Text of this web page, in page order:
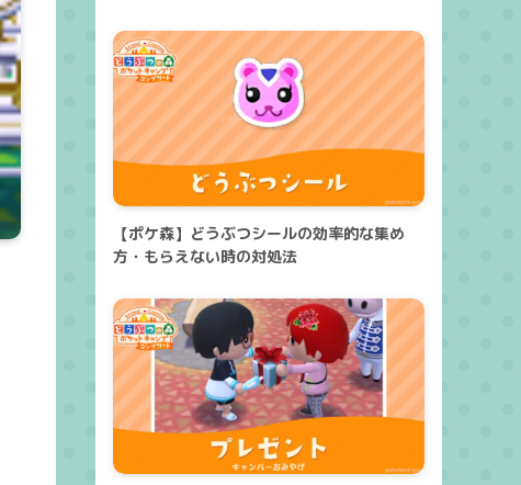
【ポケ森】どうぶつシールの効率的な集め
方・もらえない時の対処法